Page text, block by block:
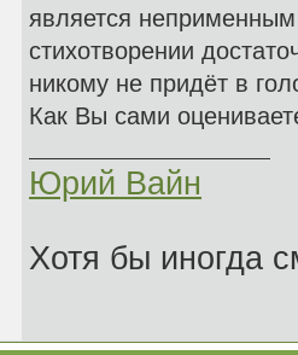
является
стихотворении
никому не придёт в
Как Вы сами
Юрий Вайн
Хотя бы иногда